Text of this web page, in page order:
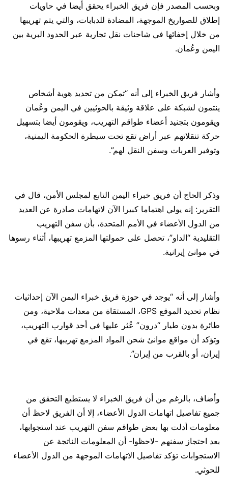
وبحسب المصدر فإن فريق الخبراء يحقق أيضا في حاويات
إطلاق للصواريخ الموجهة، المضادة للدبابات، والتي يتم تهريبها
من خلال إخفائها في شاحنات نقل تجارية عبر الحدود البرية بين
اليمن وعُمان.
وأشار فريق الخبراء إلى أنه “تمكن من تحديد هوية أشخاص
ينتمون لشبكة على علاقة وثيقة بالحوثيين في اليمن وعُمان
ويقومون بتجنيد أعضاء طواقم التهريب، ويقومون أيضا بتسهيل
حركة تنقلاتهم عبر أراض تقع تحت سيطرة الحكومة اليمنية،
وتوفير العربات وسفن النقل لهم”.
وذكر الحاج أن فريق خبراء اليمن التابع لمجلس الأمن، قال في
التقرير: إنه يولي اهتماما كبيرا الآن لاتهامات صادرة عن العديد
من الدول الأعضاء في الأمم المتحدة، بأن سفن التهريب
التقليدية “الداو”، تحصل على حمولتها المزمع تهريبها، أثناء رسوها
في موانئ إيرانية.
وأشار إلى أنه “يوجد في حوزة فريق خبراء اليمن الآن إحداثيات
نظام تحديد الموقع GPS، المستقاة من معدات ملاحية، ومن
طائرة بدون طيار “درون” عُثر عليها في أحد قوارب التهريب،
وتؤكد أن مواقع موانئ شحن المواد المزمع تهريبها، تقع في
إيران، أو بالقرب من إيران”.
وأضاف، بالرغم من أن فريق الخبراء لا يستطيع التحقق من
جميع تفاصيل اتهامات الدول الأعضاء، إلا أن الفريق لاحظ أن
معلومات أدلت بها بعض طواقم سفن التهريب عند استجوابها،
بعد احتجاز سفنهم -لاحظوا- أن المعلومات الناتجة عن
الاستجوابات تؤكد تفاصيل الاتهامات الموجهة من الدول الأعضاء
للحوثي.